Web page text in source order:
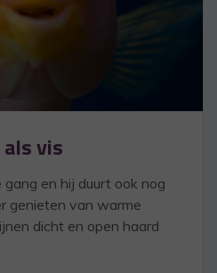
vis
en hij duurt ook nog
genieten van warme
dicht en open haard